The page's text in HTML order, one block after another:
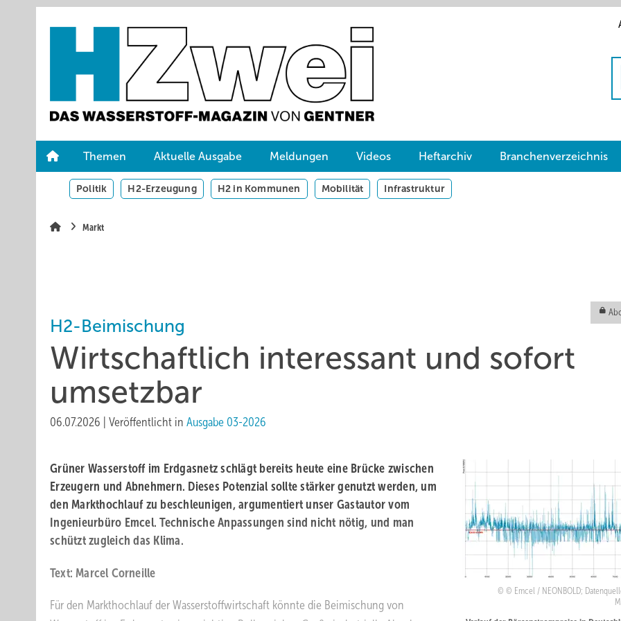
Themen Aktuelle Ausgabe Meldungen Videos Heftarchiv Branchenverzeichnis
Politik H2-Erzeugung H2 in Kommunen Mobilität Infrastruktur
Markt
H2-Beimischung
Wirtschaftlich interessant und sofort
umsetzbar
06.07.2026 Veröffentlicht in Ausgabe 03-2026
© Emcel / NEONBOLD;
Grüner Wasserstoff im Erdgasnetz schlägt bereits heute eine Brücke zwischen
Erzeugern und Abnehmern. Dieses Potenzial sollte stärker ­genutzt werden, um
den Markthochlauf zu beschleunigen, argumentiert unser Gastautor vom
Ingenieurbüro Emcel. Technische Anpassungen sind nicht nötig, und man
schützt zugleich das Klima.
Text: Marcel Corneille
Für den Markthochlauf der Wasserstoffwirtschaft könnte die Beimischung von